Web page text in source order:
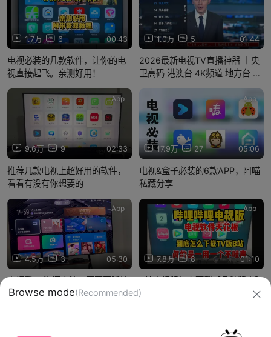
1.7万 6 00:43
电视必装的几款软件，让你的电
视直接起飞。亲测好用！
1.0万 5 01:44
2026最新电视TV直播神器 丨央
卫高码 港澳台 4K频道 地方台 全
专即点即播 免费追剧神器
9.6万 9 02:33
App
推荐几款电视上超好用的软件，
看看有没有你想要的
17.9万 27 05:06
App
电视&盒子必装的6款APP，阿喵
私藏分享
4.5万 3 05:30
App
电视看4K资源方法，不要再踩坑
了！
7.8万 8 01:10
App
b站电视版怎么下载【几种版本】
电视软件哔哩哔哩tv版下载方法
Browse mode(Recommended)